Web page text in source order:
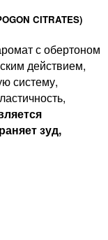
CITRATES)
с обертоном
действием,
систему,
зуд,